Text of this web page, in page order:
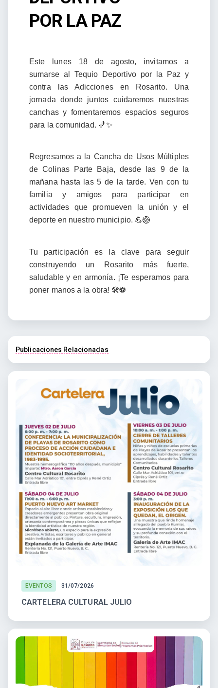
POR LA PAZ
Este lunes 18 de agosto, invitamos a
sumarse al Tequio Deportivo por la Paz y
contra las Adicciones en Rosarito. Una
jornada donde juntos cuidaremos nuestras
canchas y fomentaremos espacios seguros
para la comunidad. 🏀✨
Regresamos a la Cancha de Usos Múltiples
de Colinas Parte Baja, desde las 9 de la
mañana hasta las 5 de la tarde. Ven con tu
familia y amigos para participar en
actividades que promueven la unión y el
deporte en nuestro municipio. 💪🏐
Tu participación es la clave para seguir
construyendo un Rosarito más fuerte,
saludable y en armonía. ¡Te esperamos para
poner manos a la obra! 🛠️⚽
Publicaciones Relacionadas
EVENTOS 31/07/2026
CARTELERA CULTURAL JULIO